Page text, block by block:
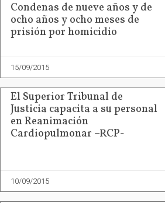
Condenas de nueve años y de
ocho años y ocho meses de
prisión por homicidio
15/09/2015
El Superior Tribunal de
Justicia capacita a su personal
en Reanimación
Cardiopulmonar –RCP-
10/09/2015